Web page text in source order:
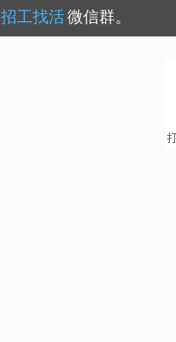
招工找活微信群。